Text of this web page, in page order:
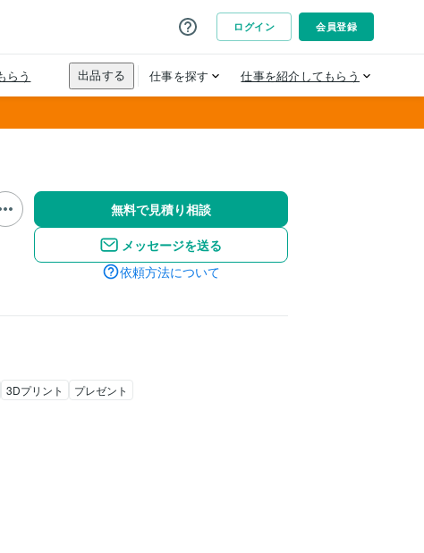
無料で見積り相談
メッセージを送る
依頼方法について
3Dプリント プレゼント